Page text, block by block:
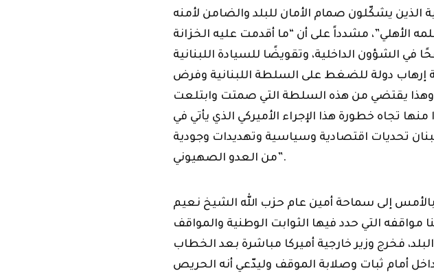
الذين يشكّلون صمام الأمان للبلد والضامن لأمنه
الأهلي”، مشدداً على أن “ما أقدمت عليه الخزانة
في الشؤون الداخلية، وتقويضًا للسيادة اللبنانية
دولة للضغط على السلطة اللبنانية وفرض
وهذا يقتضي من هذه السلطة التي صمتت وابتلعت
تجاه خطورة هذا الإجراء الأميركي الذي يأتي في
تحديات اقتصادية وسياسية وتهديدات وجودية
من العدو الصهيوني”.
بالأمس إلى سماحة أمين عام حزب الله الشيخ نعيم
التي حدد فيها الثوابت الوطنية والمواقف
فخرج وزير خارجية أميركا مباشرة بعد الخطاب
أمام ثبات وصلابة الموقف وليدّعي أنه الحريص